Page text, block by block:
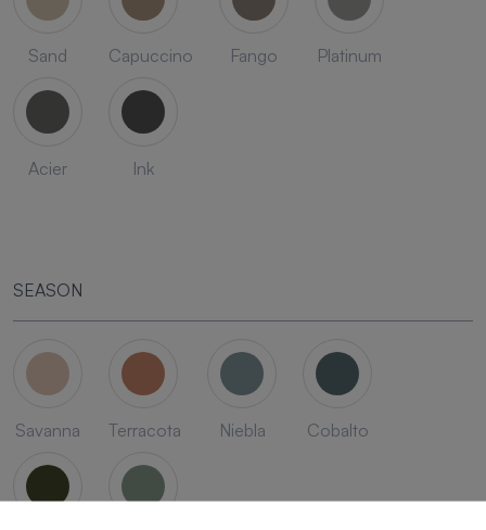
Sand Capuccino Fango Platinum
Acier Ink
SEASON
Savanna Terracota Niebla Cobalto